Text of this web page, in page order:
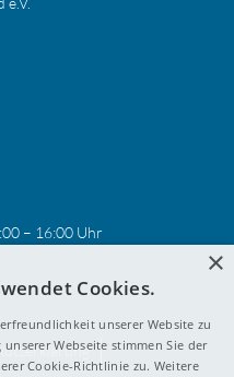
– 16:00 Uhr
×
Cookies.
unserer Website zu
Webseite stimmen Sie der
Cookie-Richtlinie zu. Weitere